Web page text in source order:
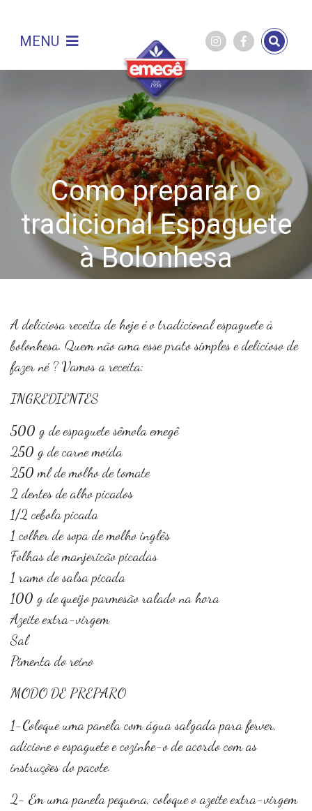
MENU
Como preparar o
tradicional Espaguete
à Bolonhesa
A deliciosa receita de hoje é o tradicional espaguete à
bolonhesa. Quem não ama esse prato simples e delicioso de
fazer né ? Vamos a receita:
INGREDIENTES
500 g de espaguete sêmola emegê
250 g de carne moída
250 ml de molho de tomate
2 dentes de alho picados
1/2 cebola picada
1 colher de sopa de molho inglês
Folhas de manjericão picadas
1 ramo de salsa picada
100 g de queijo parmesão ralado na hora
Azeite extra-virgem
Sal
Pimenta do reino
MODO DE PREPARO
1-Coloque uma panela com água salgada para ferver,
adicione o espaguete e cozinhe-o de acordo com as
instruções do pacote.
2- Em uma panela pequena, coloque o azeite extra-virgem